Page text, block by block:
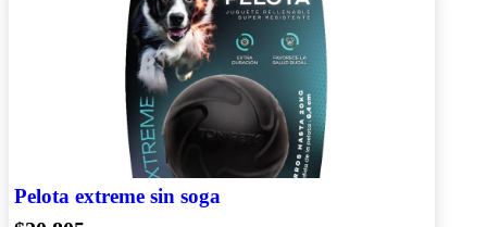
Pelota extreme sin soga